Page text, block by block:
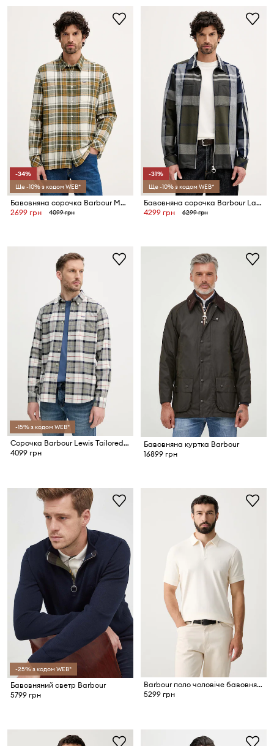
-34%
Ще -10% з кодом WEB*
Бавовняна сорочка Barbour Malham
2699 грн
4099 грн
-31%
Ще -10% з кодом WEB*
Бавовняна сорочка Barbour Lannich
4299 грн
6299 грн
-15% з кодом WEB*
Сорочка Barbour Lewis Tailored Shirt
4099 грн
Бавовняна куртка Barbour
16899 грн
-25% з кодом WEB*
Бавовняний светр Barbour
5799 грн
Barbour поло чоловіче бавовняне Crakehall
5299 грн